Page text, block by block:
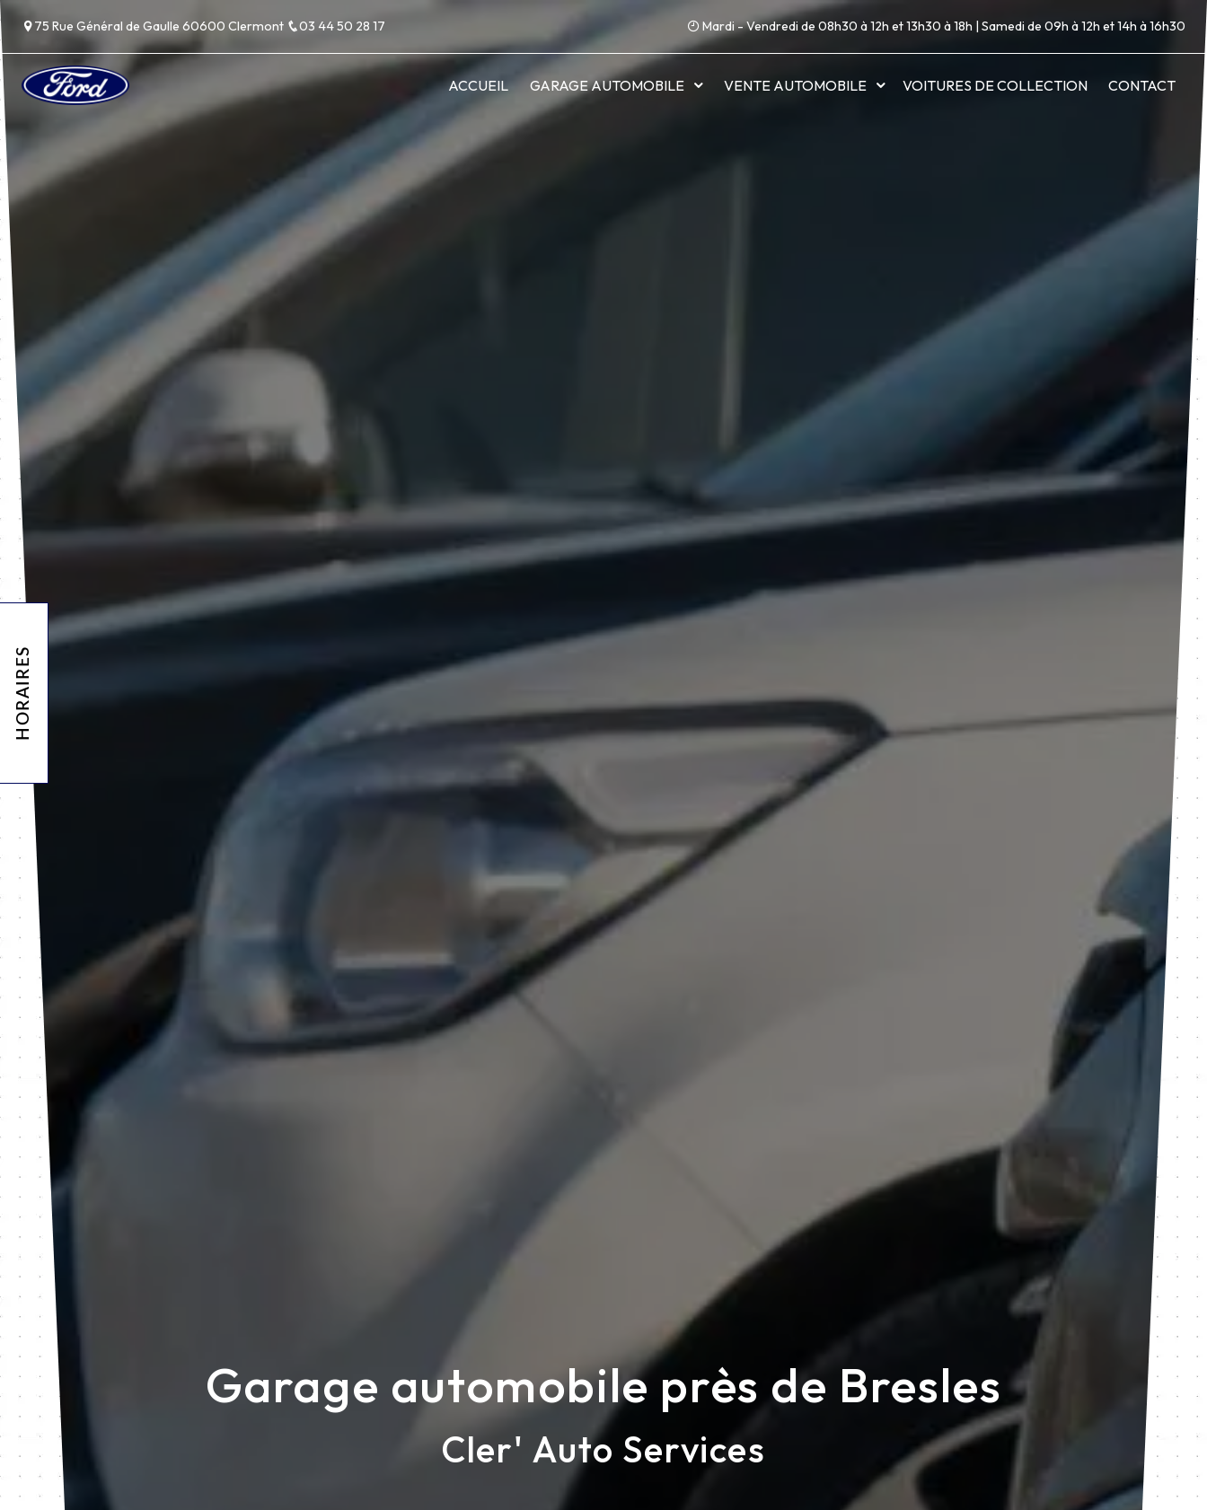
HORAIRES
75 Rue Général de Gaulle 60600 Clermont 03 44 50 28 17 Mardi - Vendredi de 08h30 à 12h et 13h30 à 18h | Samedi de 09h à 12h et 14h à 16h30
ACCUEIL GARAGE AUTOMOBILE VENTE AUTOMOBILE VOITURES DE COLLECTION CONTACT
Garage automobile près de Bresles
Cler' Auto Services
Panneau de gestion des cookies